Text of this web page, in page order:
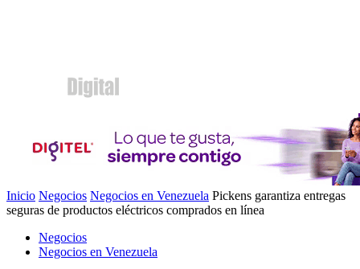
Inicio Negocios Negocios en Venezuela Pickens garantiza entregas
seguras de productos eléctricos comprados en línea
Negocios
Negocios en Venezuela